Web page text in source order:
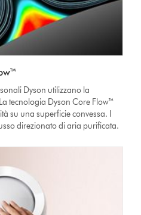
Dyson utilizzano la
tecnologia Dyson Core Flow™
su una superficie convessa. I
direzionato di aria purificata.